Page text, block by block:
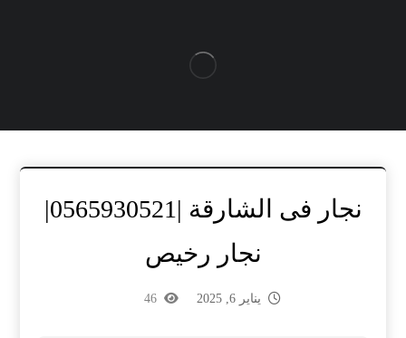
نجار فى الشارقة |0565930521|
نجار رخيص
يناير 6, 2025 46